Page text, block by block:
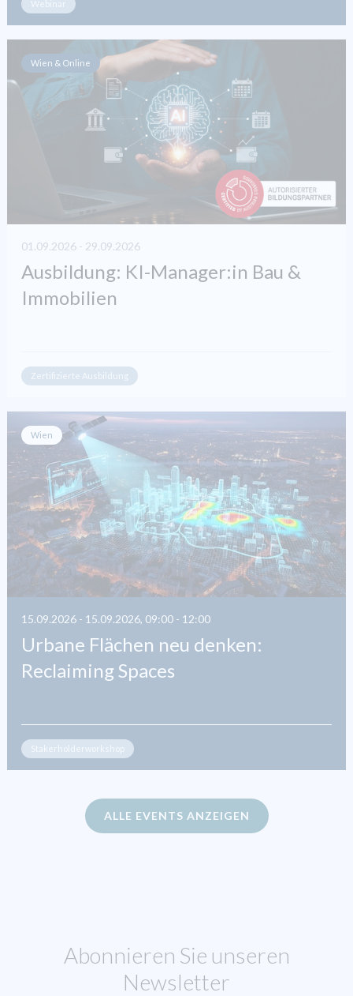
Webinar
Wien & Online
01.09.2026 - 29.09.2026
Ausbildung: KI-Manager:in Bau &
Immobilien
Zertifizierte Ausbildung
Wien
15.09.2026 - 15.09.2026, 09:00 - 12:00
Urbane Flächen neu denken:
Reclaiming Spaces
Stakerholderworkshop
ALLE EVENTS ANZEIGEN
Abonnieren Sie unseren
Newsletter